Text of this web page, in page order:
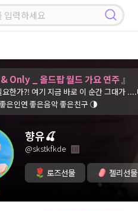
& Only _ 올드팝 월드 가요 연주 』
여기 지금 바로 이 순간 그대가 ....내가.... 존재함으로 감사 *
◐ 좋은인연 좋은음악 좋은친구 ◑
향유🍒
@skstkfkde
로즈선물 젤리선물